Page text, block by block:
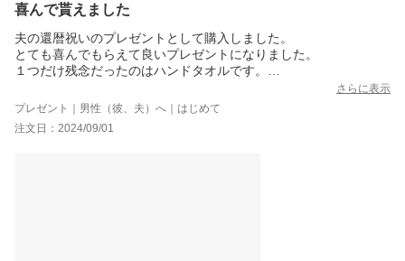
喜んで貰えました
夫の還暦祝いのプレゼントとして購入しました。
とても喜んでもらえて良いプレゼントになりました。
１つだけ残念だったのはハンドタオルです。
開いたら織り目がボロボロになっていて、少しビックリしまし
た。
さらに表示
プレゼント｜男性（彼、夫）へ｜はじめて
注文日：2024/09/01